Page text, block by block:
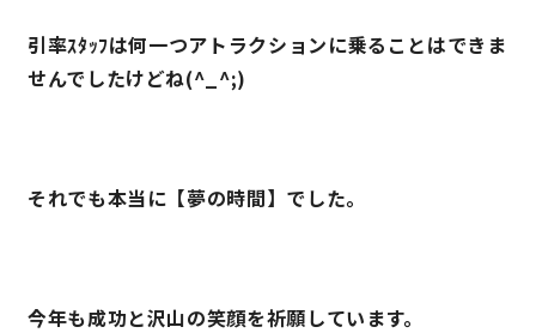
引率ｽﾀｯﾌは何一つアトラクションに乗ることはできま
せんでしたけどね(^_^;)
それでも本当に【夢の時間】でした。
今年も成功と沢山の笑顔を祈願しています。